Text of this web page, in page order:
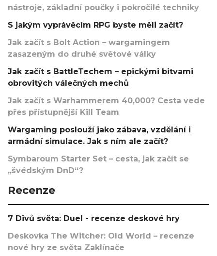
nástroje, základní poučky i pokročilé techniky
S jakým vyprávěcím RPG byste měli začít?
Jak začít s Bolt Action – wargamingem
zasazeným do druhé světové války
Jak začít s BattleTechem – epickými bitvami
obrovitých válečných mechů
Jak začít s Warhammerem 40,000? Cesta vede
přes přístupnější Kill Team
Wargaming poslouží jako zábava, vzdělání i
armádní simulace. Jak s ním ale začít?
Symbaroum Starter Set – cesta, jak začít se
„švédským DnD“?
Recenze
7 Divů světa: Duel - recenze deskové hry
Deskovka The Witcher: Old World – recenze
nové hry ze světa Zaklínače